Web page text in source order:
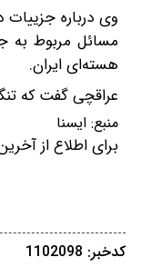
وی درباره
مسائل مربوط به
هسته‌ای ایران.
عراقچی گفت که
منبع: ایسنا
برای اطلاع از
کدخبر: 1102098